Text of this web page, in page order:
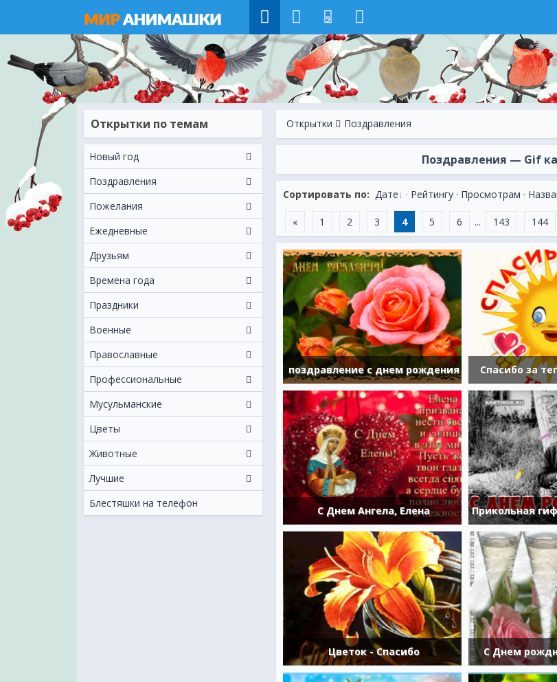
9
Открытки по темам
Новый год
Поздравления
Пожелания
Ежeдневные
Друзьям
Времена года
Праздники
Военные
Православные
Профессиональные
Мусульманские
Цветы
Животные
Лучшие
Блестяшки на телефон
Открытки Поздравления
Поздравления — Gif
Сортировать по: Дате · Рейтингу · Просмотрам ·
« 1 2 3 4 5 6 ... 143 144
поздравление с днем рождения Спасибо за
С Днем Ангела, Елена
Цветок - Спасибо С Днем